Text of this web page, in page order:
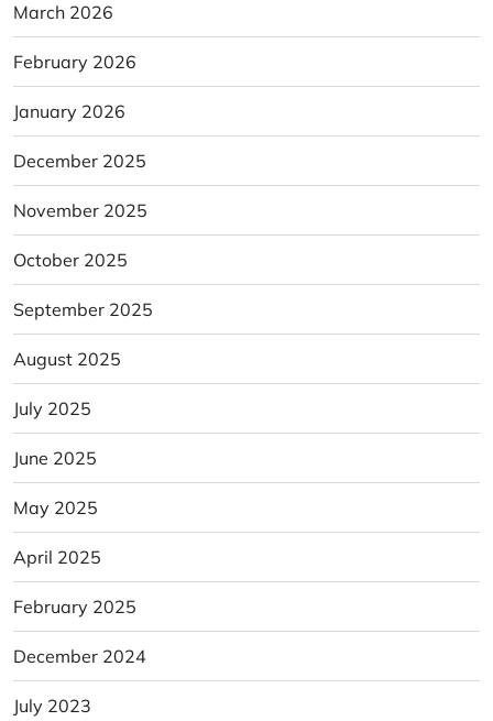
March 2026
February 2026
January 2026
December 2025
November 2025
October 2025
September 2025
August 2025
July 2025
June 2025
May 2025
April 2025
February 2025
December 2024
July 2023